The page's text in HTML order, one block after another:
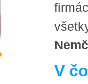
V